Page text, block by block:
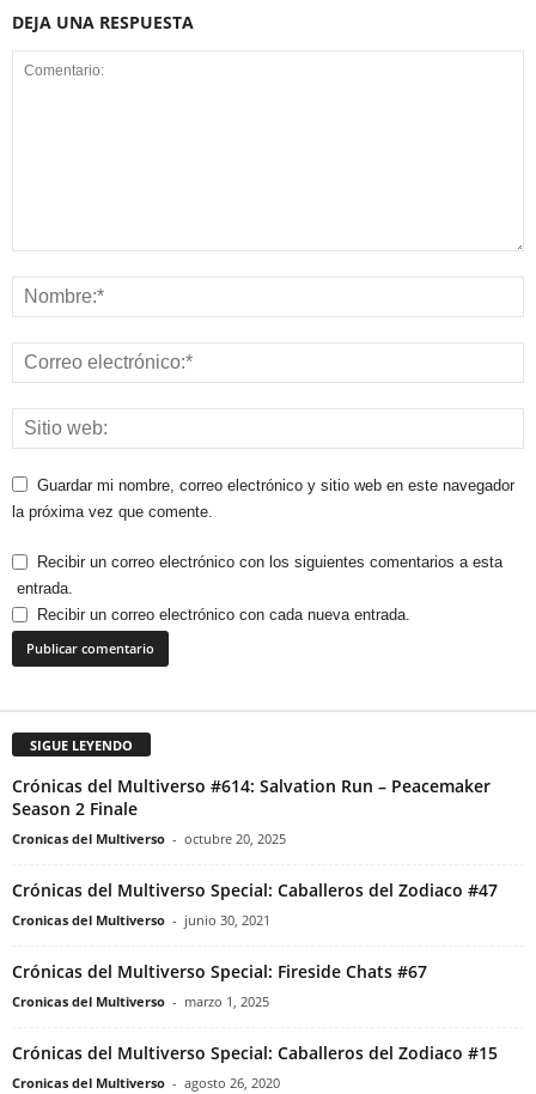
DEJA UNA RESPUESTA
Guardar mi nombre, correo electrónico y sitio web en este navegador
la próxima vez que comente.
Recibir un correo electrónico con los siguientes comentarios a esta
entrada.
Recibir un correo electrónico con cada nueva entrada.
SIGUE LEYENDO
Crónicas del Multiverso #614: Salvation Run – Peacemaker
Season 2 Finale
Cronicas del Multiverso - octubre 20, 2025
Crónicas del Multiverso Special: Caballeros del Zodiaco #47
Cronicas del Multiverso - junio 30, 2021
Crónicas del Multiverso Special: Fireside Chats #67
Cronicas del Multiverso - marzo 1, 2025
Crónicas del Multiverso Special: Caballeros del Zodiaco #15
Cronicas del Multiverso - agosto 26, 2020